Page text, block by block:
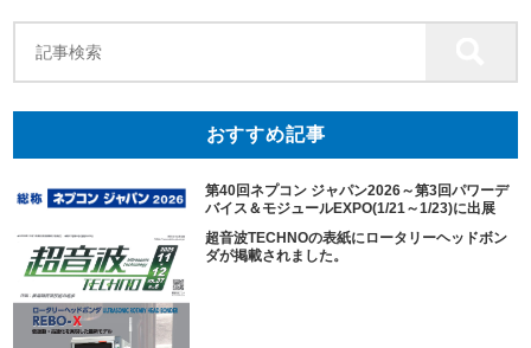
おすすめ記事
第40回ネプコン ジャパン2026～第3回パワーデ
バイス＆モジュールEXPO(1/21～1/23)に出展
超音波TECHNOの表紙にロータリーヘッドボン
ダが掲載されました。